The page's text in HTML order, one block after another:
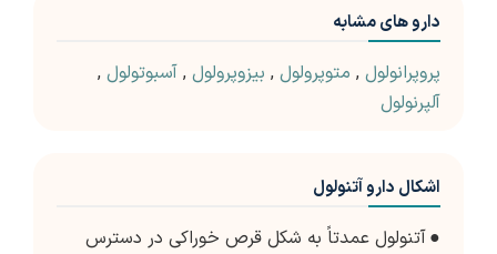
دارو های مشابه
پروپرانولول , متوپرولول , بیزوپرولول , آسبوتولول ,
آلپرنولول
اشکال دارو آتنولول
●آتنولول عمدتاً به شکل قرص خوراکی در دسترس